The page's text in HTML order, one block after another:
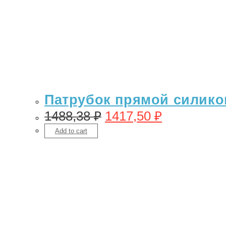
Патрубок прямой
1488,38₽ 1417,50 ₽
Add to cart